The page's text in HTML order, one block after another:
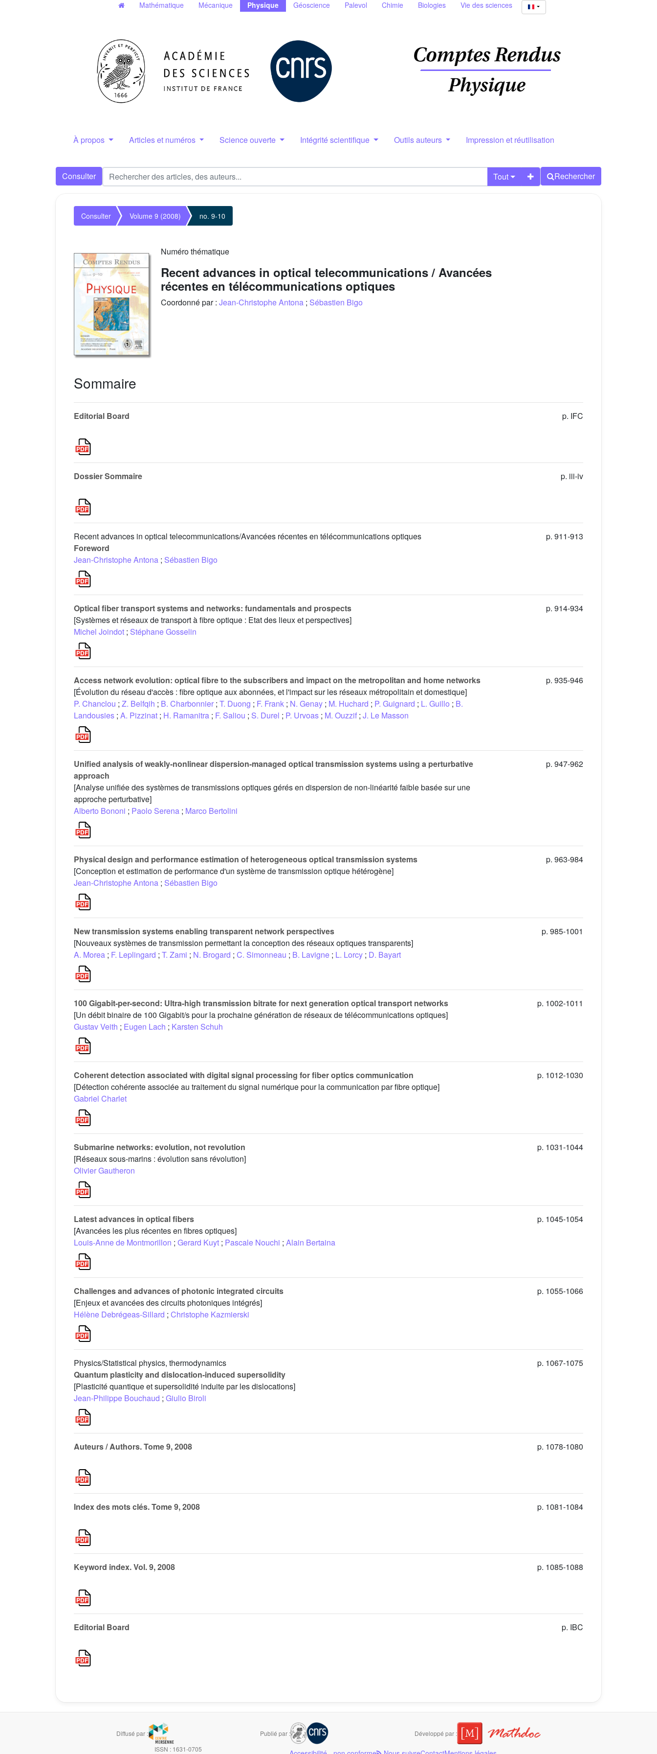
Mathématique Mécanique Physique Géoscience Palevol Chimie Biologies Vie des sciences
À propos Articles et numéros Science ouverte Intégrité scientifique Outils auteurs Impression et réutilisation
Consulter Tout Rechercher
Consulter Volume 9 (2008) no. 9-10
Numéro thématique
Recent advances in optical telecommunications / Avancées
récentes en télécommunications optiques
Coordonné par : Jean-Christophe Antona ; Sébastien Bigo
Sommaire
Editorial Board p. IFC
Dossier Sommaire p. iii-iv
Recent advances in optical telecommunications/Avancées récentes en télécommunications optiques
Foreword
Jean-Christophe Antona ; Sébastien Bigo
p. 911-913
Optical fiber transport systems and networks: fundamentals and prospects
[Systèmes et réseaux de transport à fibre optique : Etat des lieux et perspectives]
Michel Joindot ; Stéphane Gosselin
p. 914-934
Access network evolution: optical fibre to the subscribers and impact on the metropolitan and home networks
[Évolution du réseau d'accès : fibre optique aux abonnées, et l'impact sur les réseaux métropolitain et domestique]
P. Chanclou ; Z. Belfqih ; B. Charbonnier ; T. Duong ; F. Frank ; N. Genay ; M. Huchard ; P. Guignard ; L. Guillo ; B.
Landousies ; A. Pizzinat ; H. Ramanitra ; F. Saliou ; S. Durel ; P. Urvoas ; M. Ouzzif ; J. Le Masson
p. 935-946
Unified analysis of weakly-nonlinear dispersion-managed optical transmission systems using a perturbative
approach
[Analyse unifiée des systèmes de transmissions optiques gérés en dispersion de non-linéarité faible basée sur une
approche perturbative]
Alberto Bononi ; Paolo Serena ; Marco Bertolini
p. 947-962
Physical design and performance estimation of heterogeneous optical transmission systems
[Conception et estimation de performance d'un système de transmission optique hétérogène]
Jean-Christophe Antona ; Sébastien Bigo
p. 963-984
New transmission systems enabling transparent network perspectives
[Nouveaux systèmes de transmission permettant la conception des réseaux optiques transparents]
A. Morea ; F. Leplingard ; T. Zami ; N. Brogard ; C. Simonneau ; B. Lavigne ; L. Lorcy ; D. Bayart
p. 985-1001
100 Gigabit-per-second: Ultra-high transmission bitrate for next generation optical transport networks
[Un débit binaire de 100 Gigabit/s pour la prochaine génération de réseaux de télécommunications optiques]
Gustav Veith ; Eugen Lach ; Karsten Schuh
p. 1002-1011
Coherent detection associated with digital signal processing for fiber optics communication
[Détection cohérente associée au traitement du signal numérique pour la communication par fibre optique]
Gabriel Charlet
p. 1012-1030
Submarine networks: evolution, not revolution
[Réseaux sous-marins : évolution sans révolution]
Olivier Gautheron
p. 1031-1044
Latest advances in optical fibers
[Avancées les plus récentes en fibres optiques]
Louis-Anne de Montmorillon ; Gerard Kuyt ; Pascale Nouchi ; Alain Bertaina
p. 1045-1054
Challenges and advances of photonic integrated circuits
[Enjeux et avancées des circuits photoniques intégrés]
Hélène Debrégeas-Sillard ; Christophe Kazmierski
p. 1055-1066
Physics/Statistical physics, thermodynamics
Quantum plasticity and dislocation-induced supersolidity
[Plasticité quantique et supersolidité induite par les dislocations]
Jean-Philippe Bouchaud ; Giulio Biroli
p. 1067-1075
Auteurs / Authors. Tome 9, 2008 p. 1078-1080
Index des mots clés. Tome 9, 2008 p. 1081-1084
Keyword index. Vol. 9, 2008 p. 1085-1088
Editorial Board p. IBC
Diffusé par : Publié par :
Développé par :
ISSN : 1631-0705